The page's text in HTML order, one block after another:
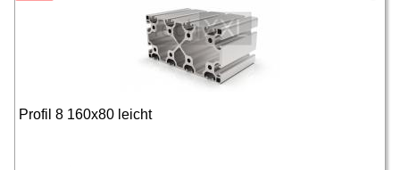
Profil 8 160x80 leicht